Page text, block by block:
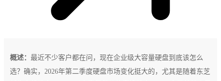
概述： 最近不少客户都在问，现在企业级大容量硬盘到底该怎么
选？确实，2026年第二季度硬盘市场变化挺大的，尤其是随着东芝